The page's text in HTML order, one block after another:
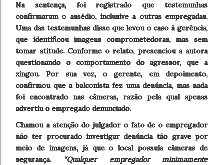
Na sentença, foi registrado que testemunhas
confirmaram o assédio, inclusive a outras empregadas.
Uma das testemunhas disse que levou o caso à gerência,
que identificou imagens comprometedoras, mas sem
tomar atitude. Conforme o relato, presenciou a autora
questionando o comportamento do agressor, que a
xingou. Por sua vez, o gerente, em depoimento,
confirmou que a balconista fez uma denúncia, mas nada
foi encontrado nas câmeras, razão pela qual apenas
advertiu o empregado denunciado.
Chamou a atenção do julgador o fato de o empregador
não ter procurado investigar denúncia tão grave por
meio de imagens, já que o local possuía câmeras de
segurança. “Qualquer empregador minimamente